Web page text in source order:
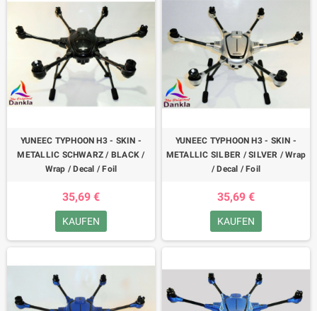
YUNEEC TYPHOON H3 - SKIN -
METALLIC SCHWARZ / BLACK /
Wrap / Decal / Foil
35,69 €
KAUFEN
YUNEEC TYPHOON H3 - SKIN -
METALLIC SILBER / SILVER / Wrap
/ Decal / Foil
35,69 €
KAUFEN